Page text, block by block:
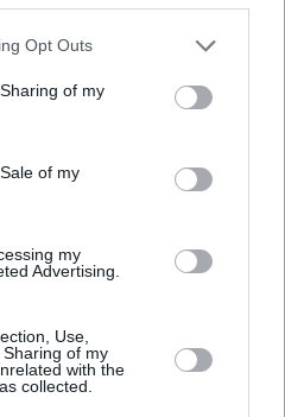
app uses one or more Google
behaviour. You may click to
and its third-party tags to
purposes in below Google
Opt Outs
of my
of my
my
Advertising.
Use,
of my
with the
collected.
το φαινόμενο
συναντήθηκαν με τον
Κουτρουμάνο – Τόνισαν
πρωτοβουλίες ως προς την